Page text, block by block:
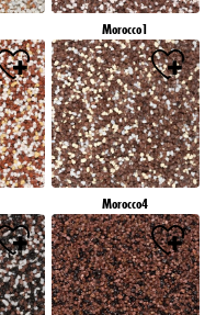
Morocco1
Morocco4
v podrobných informáciách o
kliknutí na tlačidlo "upraviť"
o spracovaní vašich
alebo viacero vyššie
s používaním súborov cookie,
vyššie uvedené účely. Ak
cookie, ktoré sú technicky